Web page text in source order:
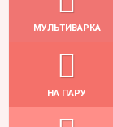
МУЛЬТИВАРКА
НА ПАРУ